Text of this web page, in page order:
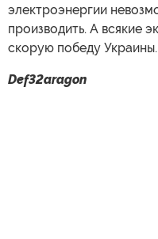
электроэнергии
производить. А всякие
скорую победу Украины.
Def32aragon